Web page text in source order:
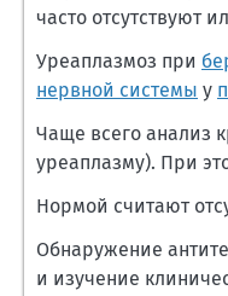
часто отсутствуют
Уреаплазмоз при
нервной системы у
Чаще всего анализ
уреаплазму). При
Нормой считают
Обнаружение
и изучение